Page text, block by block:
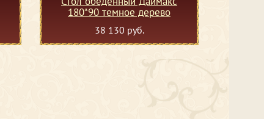
180*90 темное дерево
38 130 руб.